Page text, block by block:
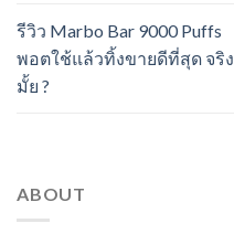
รีวิว Marbo Bar 9000 Puffs
พอตใช้แล้วทิ้งขายดีที่สุด จริง
มั้ย ?
ABOUT